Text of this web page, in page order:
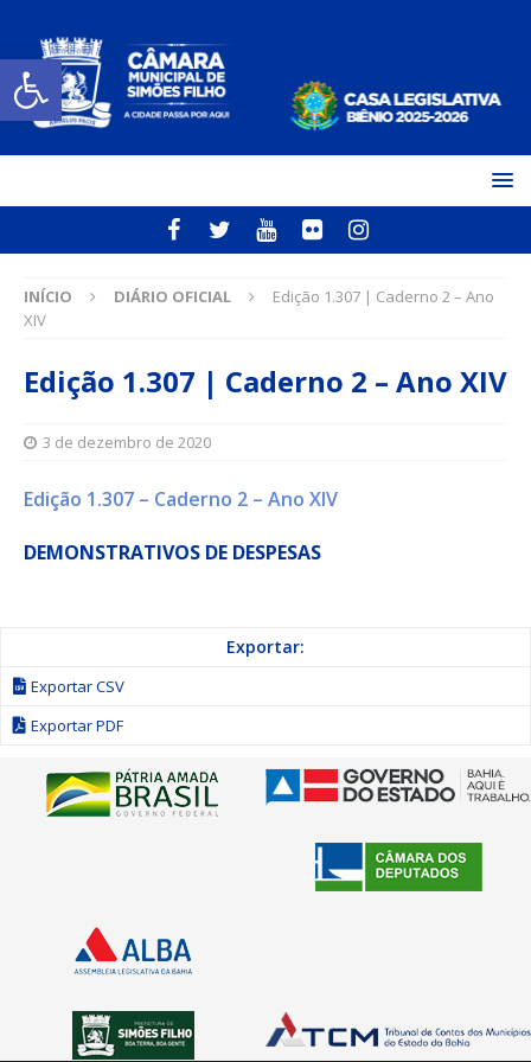
Open toolbar
INÍCIO DIÁRIO OFICIAL
Edição 1.307 | Caderno 2 – Ano
XIV
Edição 1.307 | Caderno 2 – Ano XIV
3 de dezembro de 2020
Edição 1.307 – Caderno 2 – Ano XIV
DEMONSTRATIVOS DE DESPESAS
Exportar:
Exportar CSV
Exportar PDF